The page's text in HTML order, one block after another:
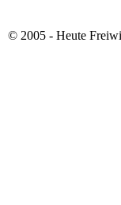
© 2005 - Heute